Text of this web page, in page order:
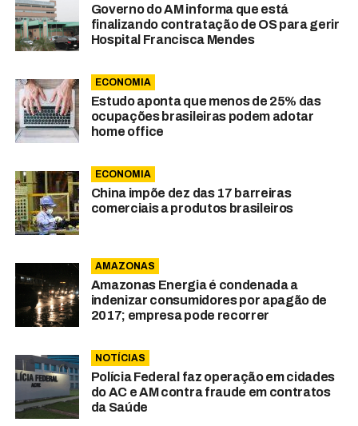
Governo do AM informa que está
finalizando contratação de OS para gerir
Hospital Francisca Mendes
ECONOMIA
Estudo aponta que menos de 25% das
ocupações brasileiras podem adotar
home office
ECONOMIA
China impõe dez das 17 barreiras
comerciais a produtos brasileiros
AMAZONAS
Amazonas Energia é condenada a
indenizar consumidores por apagão de
2017; empresa pode recorrer
NOTÍCIAS
Polícia Federal faz operação em cidades
do AC e AM contra fraude em contratos
da Saúde